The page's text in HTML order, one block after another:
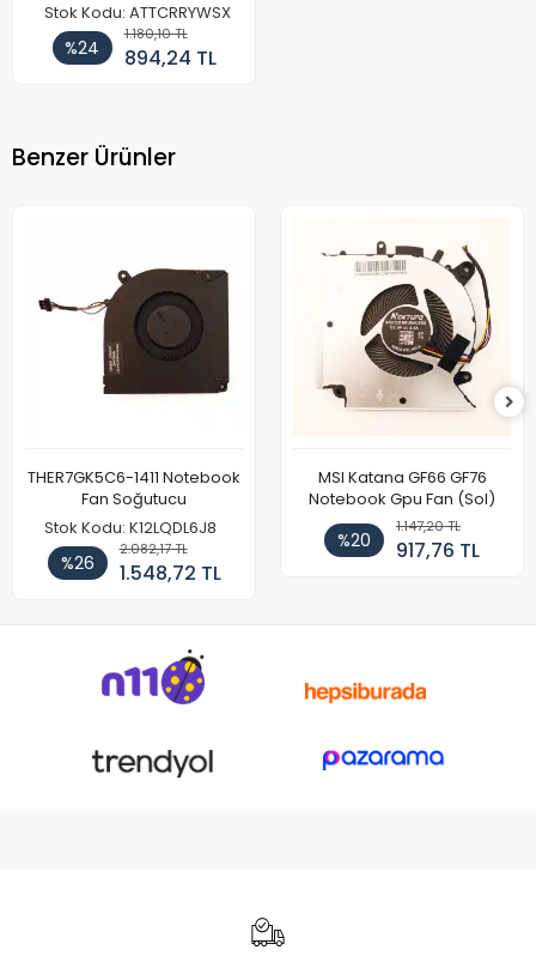
Stok Kodu: ATTCRRYWSX
%24
1.180,10 TL
894,24 TL
Benzer Ürünler
THER7GK5C6-1411 Notebook
Fan Soğutucu
Stok Kodu: K12LQDL6J8
%26
2.082,17 TL
1.548,72 TL
MSI Katana GF66 GF76
Notebook Gpu Fan (Sol)
%20
1.147,20 TL
917,76 TL